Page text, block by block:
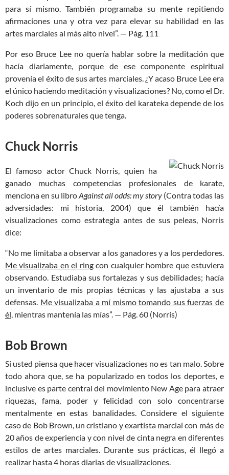
para sí mismo. También programaba su mente repitiendo
afirmaciones una y otra vez para elevar su habilidad en las
artes marciales al más alto nivel”. — Pág. 111
Por eso Bruce Lee no quería hablar sobre la meditación que
hacía diariamente, porque de ese componente espiritual
provenía el éxito de sus artes marciales. ¿Y acaso Bruce Lee era
el único haciendo meditación y visualizaciones? No, como el Dr.
Koch dijo en un principio, el éxito del karateka depende de los
poderes sobrenaturales que tenga.
Chuck Norris
El famoso actor Chuck Norris, quien ha
ganado muchas competencias profesionales de karate,
menciona en su libroAgainst all odds: my story (Contra todas las
adversidades: mi historia, 2004) que él también hacía
visualizaciones como estrategia antes de sus peleas, Norris
dice:
“No me limitaba a observar a los ganadores y a los perdedores.
Me visualizaba en el ringcon cualquier hombre que estuviera
observando. Estudiaba sus fortalezas y sus debilidades; hacía
un inventario de mis propias técnicas y las ajustaba a sus
defensas. Me visualizaba a mí mismo tomando sus fuerzas de
él, mientras mantenía las mías”. — Pág. 60 (Norris)
Bob Brown
Si usted piensa que hacer visualizaciones no es tan malo. Sobre
todo ahora que, se ha popularizado en todos los deportes, e
inclusive es parte central del movimiento New Age para atraer
riquezas, fama, poder y felicidad con solo concentrarse
mentalmente en estas banalidades. Considere el siguiente
caso de Bob Brown, un cristiano y exartista marcial con más de
20 años de experiencia y con nivel de cinta negra en diferentes
estilos de artes marciales. Durante sus prácticas, él llegó a
realizar hasta 4 horas diarias de visualizaciones.